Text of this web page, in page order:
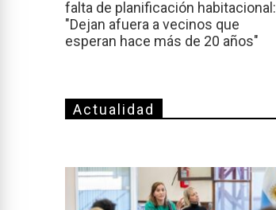
falta de planificación habitacional:
"Dejan afuera a vecinos que
esperan hace más de 20 años"
Actualidad